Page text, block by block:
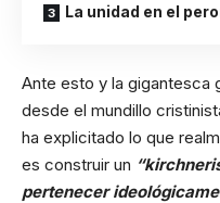
La unidad en el
Ante esto y la gigantesca
desde el mundillo
ha explicitado lo que
es construir un
pertenecer